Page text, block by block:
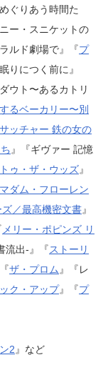
ぐりあう時間た
ー・スニケットの
ルド劇場で』『プ
りにつく前に』
ウト〜あるカトリ
るベーカリー〜別
ッチャー 鉄の女の
』『ギヴァー 記憶
ゥ・ザ・ウッズ』
マダム・フローレン
／最高機密文書』
メリー・ポピンズ リ
流出-』『ストーリ
ザ・プロム 』『レ
ク・アップ』『プ
2 』など